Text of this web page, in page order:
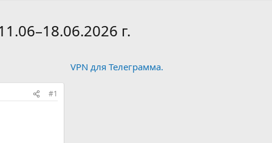
г.
#1
VPN для Телеграмма.